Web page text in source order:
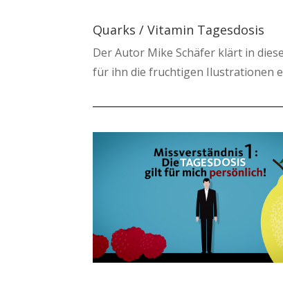
Quarks / Vitamin Tagesdosis
Der Autor Mike Schäfer klärt in
für ihn die fruchtigen Ilustrationen